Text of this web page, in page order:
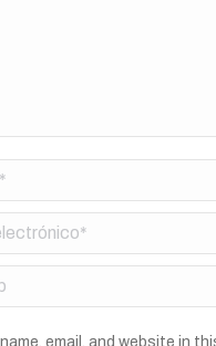
*
email, and website in